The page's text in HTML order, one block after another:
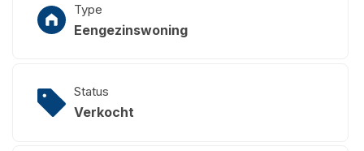
Type
Eengezinswoning
Status
Verkocht